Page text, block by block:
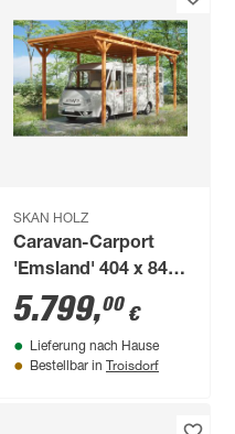
SKAN HOLZ
Caravan-Carport
'Emsland' 404 x 846
cm eiche hell
5.799,00 €
Lieferung nach Hause
Bestellbar in Troisdorf